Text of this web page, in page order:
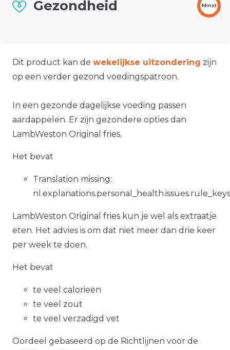
Gezondheid Minst
Dit product kan de wekelijkse uitzondering zijn
op een verder gezond voedingspatroon.
In een gezonde dagelijkse voeding passen
aardappelen. Er zijn gezondere opties dan
LambWeston Original fries.
Het bevat
Translation missing:
LambWeston Original fries kun je wel als extraatje
eten. Het advies is om dat niet meer dan drie keer
per week te doen.
Het bevat
te veel calorieën
te veel zout
te veel verzadigd vet
Oordeel gebaseerd op de Richtlijnen voor de